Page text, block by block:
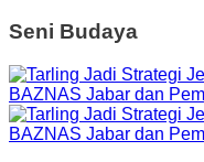
Seni Budaya